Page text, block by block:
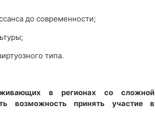
до современности;
типа.
в регионах со сложной
возможность принять участие в